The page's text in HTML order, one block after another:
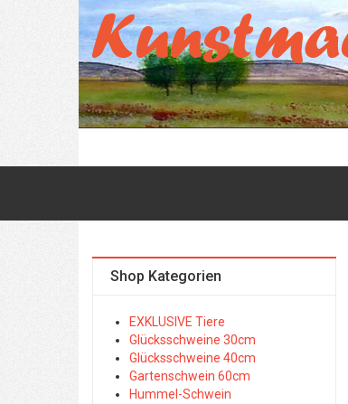
Shop Kategorien
EXKLUSIVE Tiere
Glücksschweine 30cm
Glücksschweine 40cm
Gartenschwein 60cm
Hummel-Schwein